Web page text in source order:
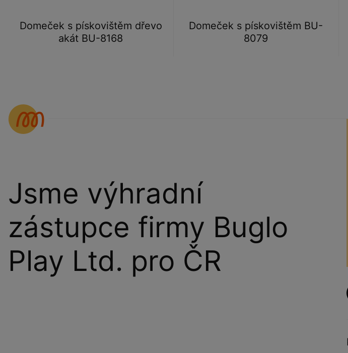
Domeček s pískovištěm dřevo
akát BU-8168
Domeček s pískovištěm BU-
8079
Jsme výhradní
zástupce firmy Buglo
Play Ltd. pro ČR